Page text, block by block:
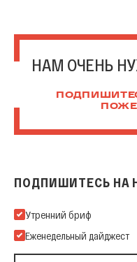
НАМ ОЧЕНЬ
ПОДПИШИТЕСЬ НА
Подпишитесь на нашу
Утренний бриф
Еженедельный дайджест